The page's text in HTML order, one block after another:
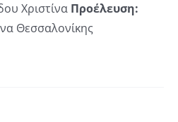
Χριστίνα Προέλευση:
Θεσσαλονίκης